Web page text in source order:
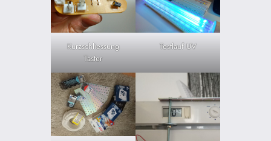
Kurzschliessung
Taster
Testlauf UV